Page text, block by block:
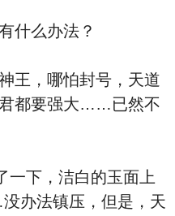
么办法？
，哪怕封号，天道
都要强大……已然不
下，洁白的玉面上
办法镇压，但是，天